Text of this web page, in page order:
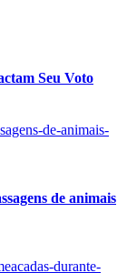
Seu Voto
de animais